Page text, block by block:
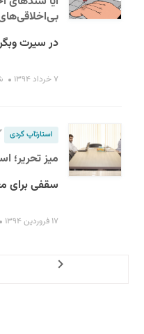
در سیرت
۷ خرداد ۱۳۹۴
استارت‎آپ گردی
میز تحریر؛
سقفی برای
۱۷ فروردین ۱۳۹۴